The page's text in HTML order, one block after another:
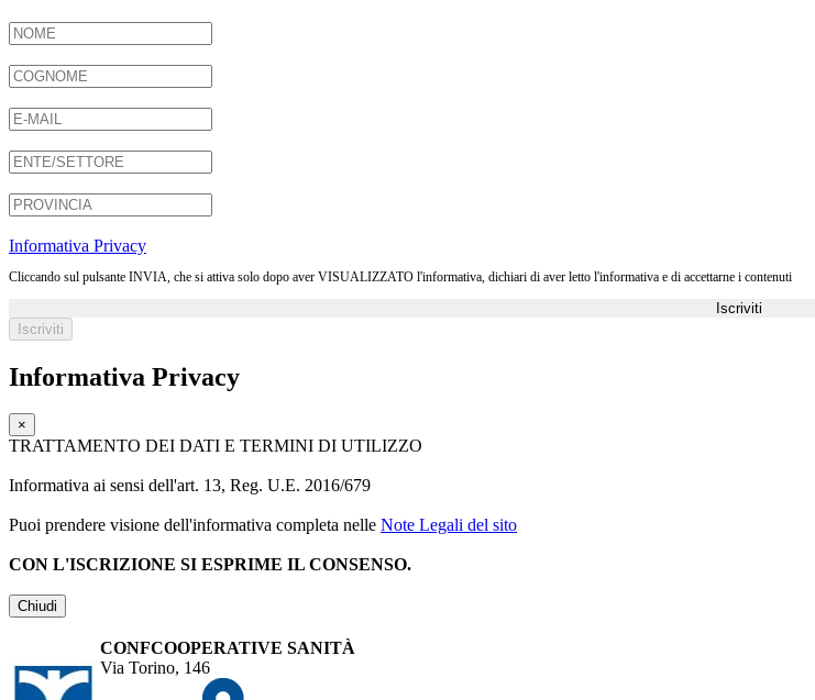
Informativa Privacy
Cliccando sul pulsante INVIA, che si attiva solo dopo aver VISUALIZZATO l'informativa, dichiari di aver letto l'informativa e di accettarne i contenuti
Iscriviti
Informativa Privacy
×
TRATTAMENTO DEI DATI E TERMINI DI UTILIZZO
Informativa ai sensi dell'art. 13, Reg. U.E. 2016/679
Puoi prendere visione dell'informativa completa nelle Note Legali del sito
CON L'ISCRIZIONE SI ESPRIME IL CONSENSO.
Chiudi
CONFCOOPERATIVE SANITÀ
Via Torino, 146